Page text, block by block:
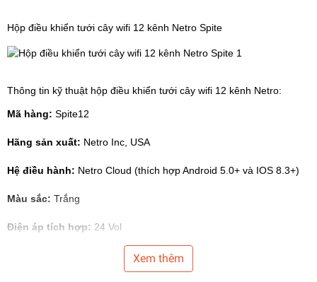
Hộp điều khiển tưới cây wifi 12 kênh Netro Spite
Thông tin kỹ thuật hộp điều khiển tưới cây wifi 12 kênh Netro:
Mã hàng: Spite12
Hãng sản xuất: Netro Inc, USA
Hệ điều hành: Netro Cloud (thích hợp Android 5.0+ và IOS 8.3+)
Màu sắc: Trắng
Điện áp tích hợp: 24 Vol
Xem thêm